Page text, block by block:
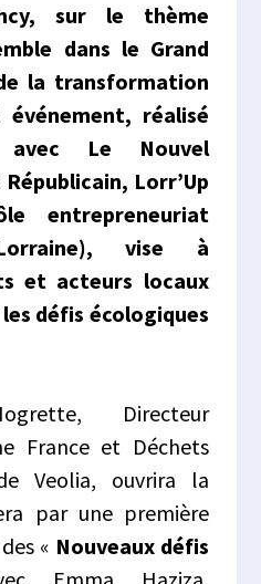
sur le thème
dans le Grand
la transformation
réalisé
Le Nouvel
Lorr’Up
entrepreneuriat
vise à
et acteurs locaux
défis écologiques
Directeur
France et Déchets
Veolia, ouvrira la
par une première
« Nouveaux défis